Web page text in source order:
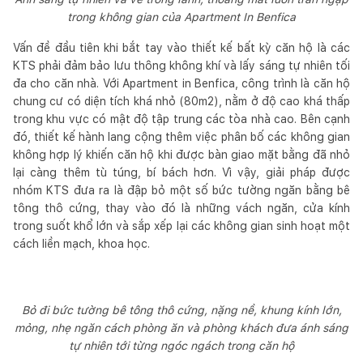
trong không gian của Apartment In Benfica
Vấn đề đầu tiên khi bắt tay vào thiết kế bất kỳ căn hộ là các
KTS phải đảm bảo lưu thông không khí và lấy sáng tự nhiên tối
đa cho căn nhà. Với Apartment in Benfica, công trình là căn hộ
chung cư có diện tích khá nhỏ (80m2), nằm ở độ cao khá thấp
trong khu vực có mật độ tập trung các tòa nhà cao. Bên cạnh
đó, thiết kế hành lang cộng thêm việc phân bố các không gian
không hợp lý khiến căn hộ khi được bàn giao mặt bằng đã nhỏ
lại càng thêm tù túng, bí bách hơn. Vì vậy, giải pháp được
nhóm KTS đưa ra là đập bỏ một số bức tường ngăn bằng bê
tông thô cứng, thay vào đó là những vách ngăn, cửa kính
trong suốt khổ lớn và sắp xếp lại các không gian sinh hoạt một
cách liền mạch, khoa học.
Bỏ đi bức tường bê tông thô cứng, nặng nề, khung kính lớn,
mỏng, nhẹ ngăn cách phòng ăn và phòng khách đưa ánh sáng
tự nhiên tới từng ngóc ngách trong căn hộ